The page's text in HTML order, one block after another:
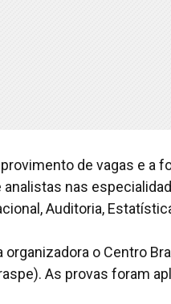
de vagas e a
nas
Auditoria,
o Centro
As provas foram